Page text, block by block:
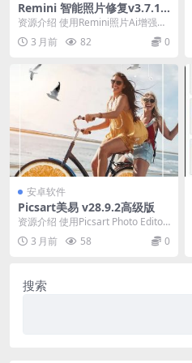
Remini 智能照片修复v3.7.12
88.202519828专业版
资源介绍 使用Remini照片Ai增强工
具只需轻点一下，即可将旧的、像
素化的、模...
3 月前 82 0
安卓软件
Picsart美易 v28.9.2高级版
资源介绍 使用Picsart Photo Editor
照片编辑器和视频编辑器，将...
3 月前 58 0
搜索